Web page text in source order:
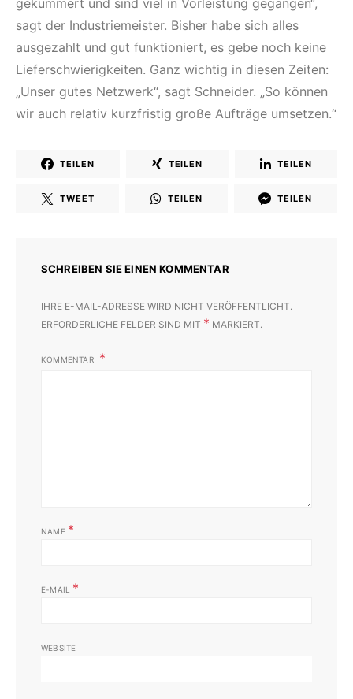
gekümmert und sind viel in Vorleistung gegangen“,
sagt der Industriemeister. Bisher habe sich alles
ausgezahlt und gut funktioniert, es gebe noch keine
Lieferschwierigkeiten. Ganz wichtig in diesen Zeiten:
„Unser gutes Netzwerk“, sagt Schneider. „So können
wir auch relativ kurzfristig große Aufträge umsetzen.“
TEILEN TEILEN TEILEN
TWEET TEILEN TEILEN
SCHREIBEN SIE EINEN KOMMENTAR
IHRE E-MAIL-ADRESSE WIRD NICHT VERÖFFENTLICHT.
ERFORDERLICHE FELDER SIND MIT * MARKIERT.
KOMMENTAR
NAME *
E-MAIL *
WEBSITE